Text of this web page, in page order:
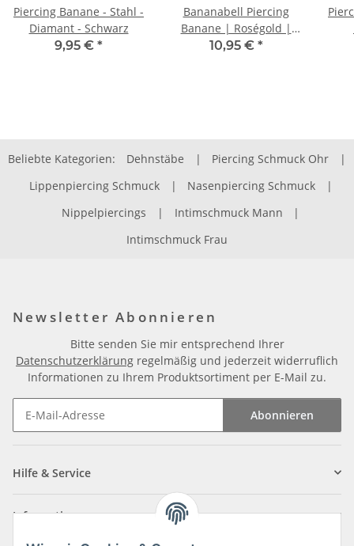
Piercing Banane - Stahl -
Diamant - Schwarz
9,95 € *
Bananabell Piercing
Banane | Roségold |
matt - Diamant Optik
10,95 € *
Beliebte Kategorien: Dehnstäbe | Piercing Schmuck Ohr
|
Lippenpiercing Schmuck
| Nasenpiercing Schmuck
|
Nippelpiercings
| Intimschmuck Mann
|
Intimschmuck Frau
Newsletter Abonnieren
Bitte senden Sie mir entsprechend Ihrer
Datenschutzerklärung regelmäßig und jederzeit widerruflich
Informationen zu Ihrem Produktsortiment per E-Mail zu.
Abonnieren
Hilfe & Service
Informationen